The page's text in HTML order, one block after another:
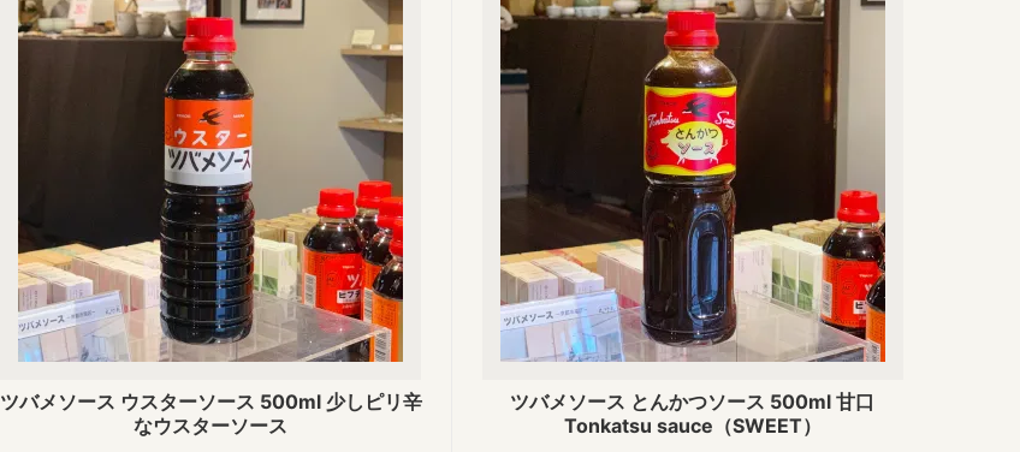
ツバメソース ウスターソース 500ml 少しピリ辛
なウスターソース
ツバメソース とんかつソース 500ml 甘口
Tonkatsu sauce（SWEET）